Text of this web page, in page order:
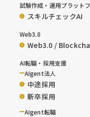
試験作成・運用プラット
スキルチェックAI
Web3.0
Web3.0 /
AI転職・採用支援
AIgent法人
中途採用
新卒採用
AIgent転職